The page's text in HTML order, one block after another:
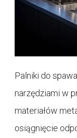
Palniki do
narzędziami w
materiałów
osiągnięcie